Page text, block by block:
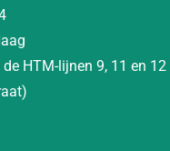
HTM-lijnen 9, 11 en